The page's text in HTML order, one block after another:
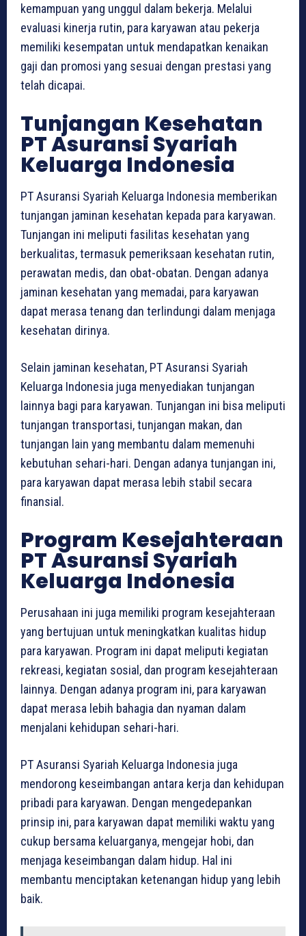
kemampuan yang unggul dalam bekerja. Melalui
evaluasi kinerja rutin, para karyawan atau pekerja
memiliki kesempatan untuk mendapatkan kenaikan
gaji dan promosi yang sesuai dengan prestasi yang
telah dicapai.
Tunjangan Kesehatan
PT Asuransi Syariah
Keluarga Indonesia
PT Asuransi Syariah Keluarga Indonesia memberikan
tunjangan jaminan kesehatan kepada para karyawan.
Tunjangan ini meliputi fasilitas kesehatan yang
berkualitas, termasuk pemeriksaan kesehatan rutin,
perawatan medis, dan obat-obatan. Dengan adanya
jaminan kesehatan yang memadai, para karyawan
dapat merasa tenang dan terlindungi dalam menjaga
kesehatan dirinya.
Selain jaminan kesehatan, PT Asuransi Syariah
Keluarga Indonesia juga menyediakan tunjangan
lainnya bagi para karyawan. Tunjangan ini bisa meliputi
tunjangan transportasi, tunjangan makan, dan
tunjangan lain yang membantu dalam memenuhi
kebutuhan sehari-hari. Dengan adanya tunjangan ini,
para karyawan dapat merasa lebih stabil secara
finansial.
Program Kesejahteraan
PT Asuransi Syariah
Keluarga Indonesia
Perusahaan ini juga memiliki program kesejahteraan
yang bertujuan untuk meningkatkan kualitas hidup
para karyawan. Program ini dapat meliputi kegiatan
rekreasi, kegiatan sosial, dan program kesejahteraan
lainnya. Dengan adanya program ini, para karyawan
dapat merasa lebih bahagia dan nyaman dalam
menjalani kehidupan sehari-hari.
PT Asuransi Syariah Keluarga Indonesia juga
mendorong keseimbangan antara kerja dan kehidupan
pribadi para karyawan. Dengan mengedepankan
prinsip ini, para karyawan dapat memiliki waktu yang
cukup bersama keluarganya, mengejar hobi, dan
menjaga keseimbangan dalam hidup. Hal ini
membantu menciptakan ketenangan hidup yang lebih
baik.